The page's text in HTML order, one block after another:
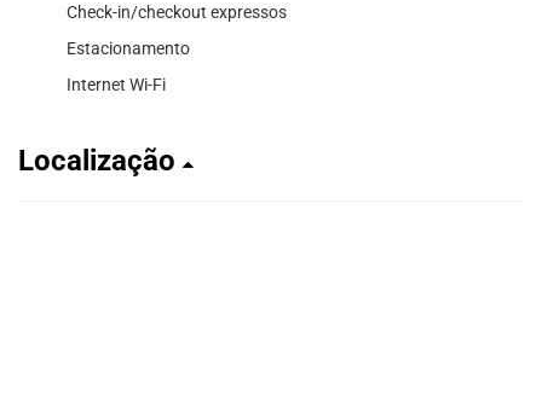
Check-in/checkout expressos
Estacionamento
Internet Wi-Fi
Localização